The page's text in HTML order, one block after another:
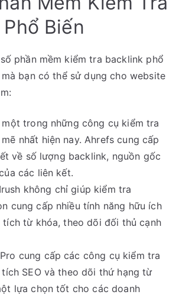
Biến
phần mềm kiểm tra backlink phổ
bạn có thể sử dụng cho website
trong những công cụ kiểm tra
nhất hiện nay. Ahrefs cung cấp
về số lượng backlink, nguồn gốc
các liên kết.
không chỉ giúp kiểm tra
cung cấp nhiều tính năng hữu ích
tích từ khóa, theo dõi đối thủ cạnh
cung cấp các công cụ kiểm tra
SEO và theo dõi thứ hạng từ
lựa chọn tốt cho các doanh